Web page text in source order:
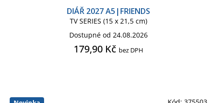
DIÁŘ 2027 A5|FRIENDS
TV SERIES (15 x 21,5 cm)
Dostupné od 24.08.2026
179,90 Kč bez DPH